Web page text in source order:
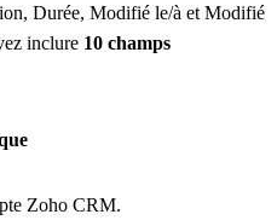
Durée, Modifié le/à et Modifié
inclure 10 champs
Zoho CRM.